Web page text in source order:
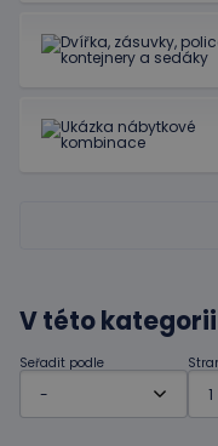
V této
Seřadit podle